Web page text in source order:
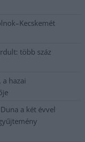
több száz
a hazai
a két évvel